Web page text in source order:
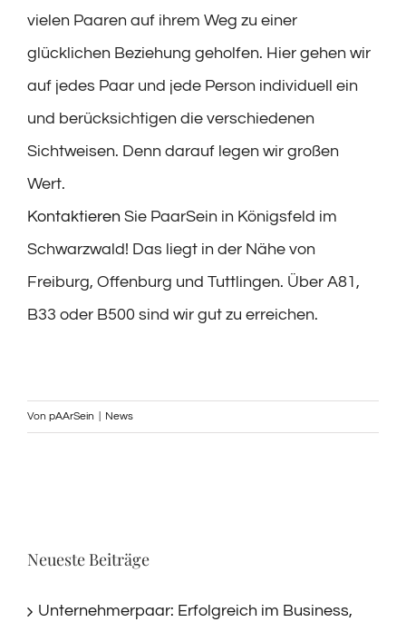
vielen Paaren auf ihrem Weg zu einer
glücklichen Beziehung geholfen. Hier gehen wir
auf jedes Paar und jede Person individuell ein
und berücksichtigen die verschiedenen
Sichtweisen. Denn darauf legen wir großen
Wert.
Kontaktieren Sie PaarSein in Königsfeld im
Schwarzwald! Das liegt in der Nähe von
Freiburg, Offenburg und Tuttlingen. Über A81,
B33 oder B500 sind wir gut zu erreichen.
Von pAArSein News
Neueste Beiträge
Unternehmerpaar: Erfolgreich im Business,